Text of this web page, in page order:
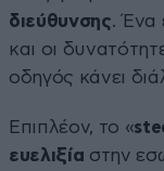
διεύθυνσης. Ένα
και οι
οδηγός κάνει
Επιπλέον, το «s
ευελιξία στην